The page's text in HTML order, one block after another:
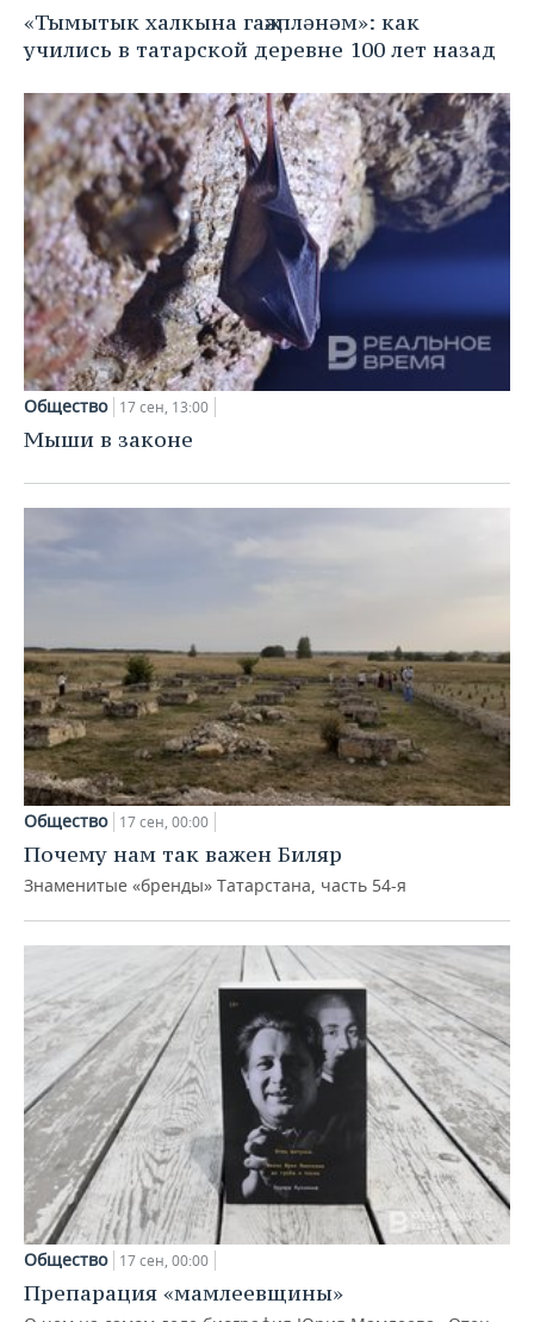
«Тымытык халкына гаҗәпләнәм»: как
учились в татарской деревне 100 лет назад
Общество 17 сен, 13:00
Мыши в законе
Общество 17 сен, 00:00
Почему нам так важен Биляр
Знаменитые «бренды» Татарстана, часть 54-я
Общество 17 сен, 00:00
Препарация «мамлеевщины»